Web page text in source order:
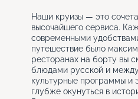
Наши круизы — это
высочайшего сервиса.
современными
путешествие было
ресторанах на борту вы
блюдами русской и
культурные программы и
глубже окунуться в